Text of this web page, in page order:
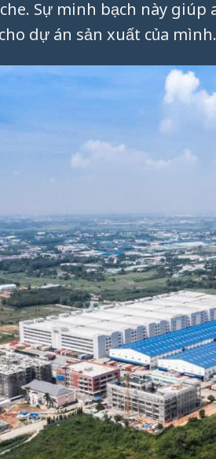
Sự minh bạch này
dự án sản xuất của mình.